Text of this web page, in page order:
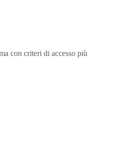
con criteri di accesso più